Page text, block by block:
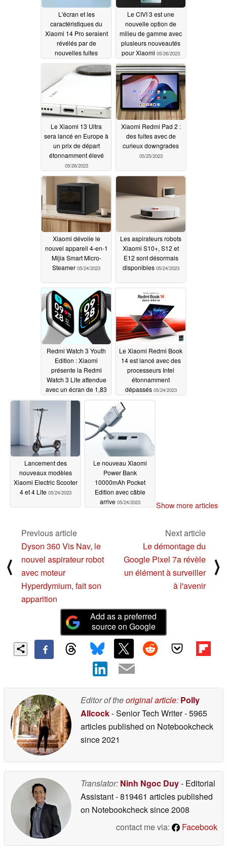
L'écran et les
caractéristiques du
Xiaomi 14 Pro seraient
révélés par de
nouvelles fuites
05/28/2023
Le CIVI 3 est une
nouvelle option de
milieu de gamme avec
plusieurs nouveautés
pour Xiaomi 05/26/2023
Le Xiaomi 13 Ultra
sera lancé en Europe à
un prix de départ
étonnamment élevé
05/26/2023
Xiaomi Redmi Pad 2 :
des fuites avec de
curieux downgrades
05/25/2023
Xiaomi dévoile le
nouvel appareil 4-en-1
Mijia Smart Micro-
Steamer 05/24/2023
Les aspirateurs robots
Xiaomi S10+, S12 et
E12 sont désormais
disponibles 05/24/2023
Redmi Watch 3 Youth
Edition : Xiaomi
présente la Redmi
Watch 3 Lite attendue
avec un écran de 1,83
pouce05/24/2023
Le Xiaomi Redmi Book
14 est lancé avec des
processeurs Intel
étonnamment
dépassés 05/24/2023
Lancement des
nouveaux modèles
Xiaomi Electric Scooter
4 et 4 Lite 05/24/2023
Le nouveau Xiaomi
Power Bank
10000mAh Pocket
Edition avec câble
arrive 05/24/2023 Show more articles
⟨
Previous article
Dyson 360 Vis Nav, le
nouvel aspirateur robot
avec moteur
Hyperdymium, fait son
apparition
Next article
Le démontage du
Google Pixel 7a révèle
un élément à surveiller
à l'avenir
⟩
Add as a preferred
source on Google
Editor of theoriginal article: Polly
Allcock- Senior Tech Writer- 5965
articles published on Notebookcheck
since 2021
Translator: Ninh Ngoc Duy- Editorial
Assistant- 819461 articles published
on Notebookchecksince 2008
contact me via:
Facebook